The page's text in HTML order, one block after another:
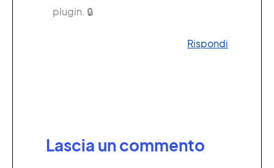
plugin. 🔒
Rispondi
Lascia un commento